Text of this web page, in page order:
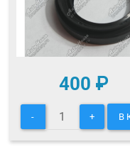
400 ₽
- + В